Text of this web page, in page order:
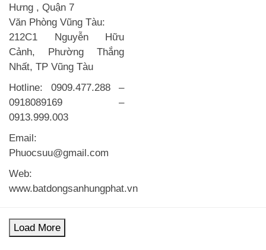
Hưng , Quận 7
Văn Phòng Vũng Tàu:
212C1 Nguyễn Hữu
Cảnh, Phường Thắng
Nhất, TP Vũng Tàu
Hotline: 0909.477.288 –
0918089169 –
0913.999.003
Email:
Phuocsuu@gmail.com
Web:
www.batdongsanhungphat.vn
Load More